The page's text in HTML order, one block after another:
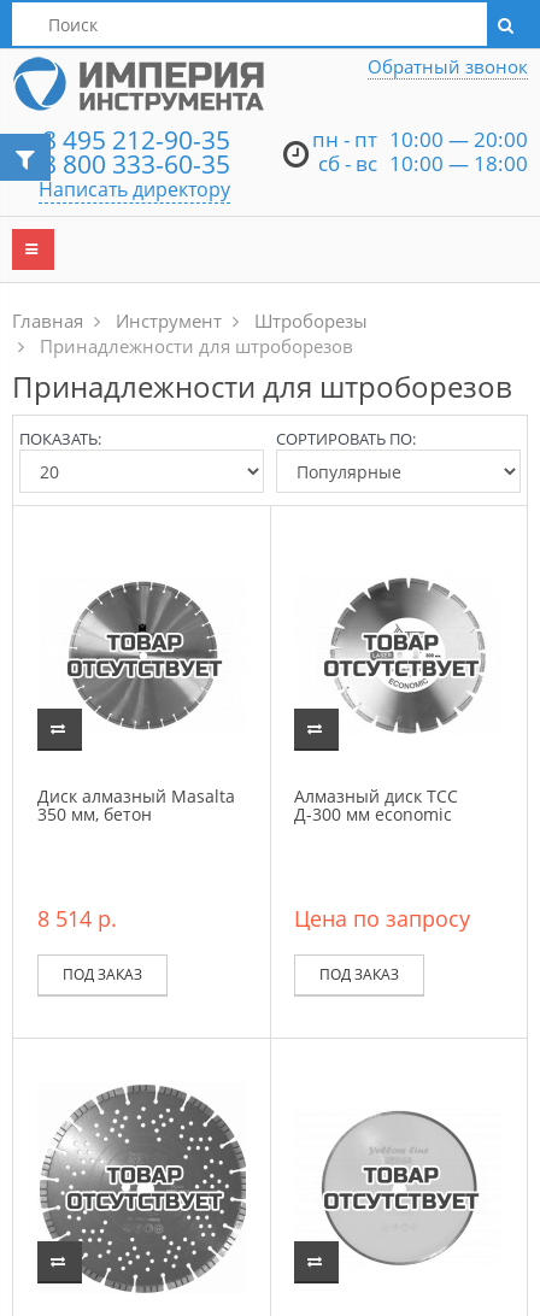
Написать директору
8 495 212-90-35
8 800 333-60-35
Написать директору
пн - пт 10:00 — 20:00
сб - вс 10:00 — 18:00
Обратный звонок
Главная Инструмент
Штроборезы
Принадлежности для штроборезов
Принадлежности для штроборезов
СОРТИРОВАТЬ ПО:
ПОКАЗАТЬ:
Диск алмазный Masalta
350 мм, бетон
8 514 р.
ПОД ЗАКАЗ
Алмазный диск ТСС
Д-300 мм economic
Цена по запросу
ПОД ЗАКАЗ